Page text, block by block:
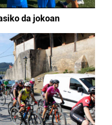
da jokoan